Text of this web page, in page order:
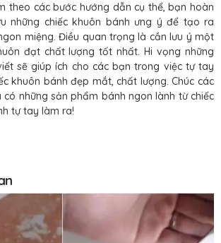
theo các bước hướng dẫn cụ thể, bạn hoàn
những chiếc khuôn bánh ưng ý để tạo ra
miệng. Điều quan trọng là cần lưu ý một
đạt chất lượng tốt nhất. Hi vọng những
sẽ giúp ích cho các bạn trong việc tự tay
khuôn bánh đẹp mắt, chất lượng. Chúc các
những sản phẩm bánh ngon lành từ chiếc
tự tay làm ra!